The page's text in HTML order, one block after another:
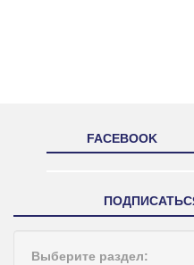
FACEBOOK
Выберите раздел: